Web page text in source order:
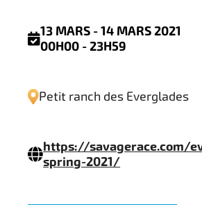
13 MARS - 14 MARS 2021
00H00 - 23H59
Petit ranch des Everglades
https://savagerace.com/
spring-2021/